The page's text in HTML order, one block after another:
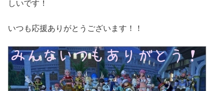
しいです！
いつも応援ありがとうございます！！